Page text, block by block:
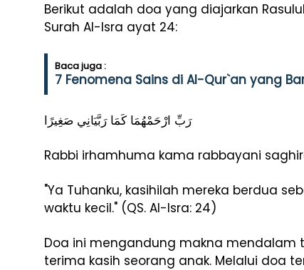
Berikut adalah doa yang diajarkan
Surah Al-Isra ayat 24:
Baca juga :
7 Fenomena Sains di Al-Qur`an yang
رَبِّ ارْحَمْهُمَا كَمَا رَبَّيَانِي صَغِيرًا
Rabbi irhamhuma kama rabbayani
"Ya Tuhanku, kasihilah mereka berdua
waktu kecil." (QS. Al-Isra: 24)
Doa ini mengandung makna
terima kasih seorang anak. Melalui doa